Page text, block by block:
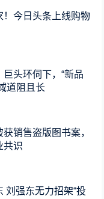
！今日头条上线购物
头环伺下，“新品
道阻且长
销售盗版图书案，
共识
投